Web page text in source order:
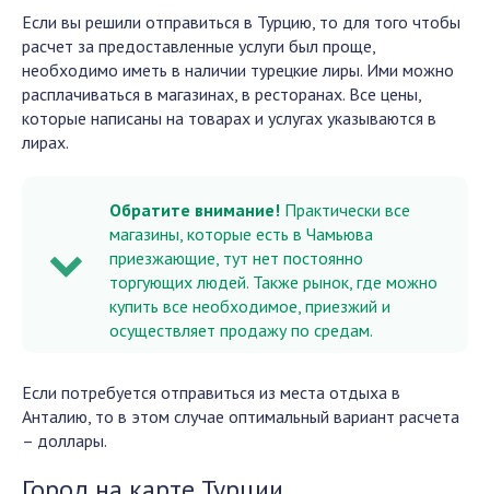
Если вы решили отправиться в Турцию, то для того чтобы
расчет за предоставленные услуги был проще,
необходимо иметь в наличии турецкие лиры. Ими можно
расплачиваться в магазинах, в ресторанах. Все цены,
которые написаны на товарах и услугах указываются в
лирах.
Обратите внимание! Практически все
магазины, которые есть в Чамьюва
приезжающие, тут нет постоянно
торгующих людей. Также рынок, где можно
купить все необходимое, приезжий и
осуществляет продажу по средам.
Если потребуется отправиться из места отдыха в
Анталию, то в этом случае оптимальный вариант расчета
– доллары.